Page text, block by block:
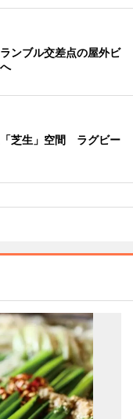
ンブル交差点の屋外ビ
芝生」空間 ラグビー